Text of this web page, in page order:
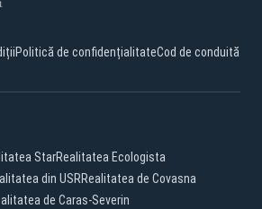
Politică de confidențialitateCod de conduită
StarRealitatea Ecologista
din USRRealitatea de Covasna
de Caras-Severin